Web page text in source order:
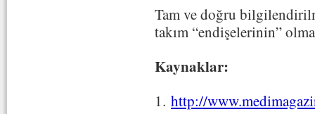
Tam ve doğru
takım “endişelerinin”
Kaynaklar:
1. http://